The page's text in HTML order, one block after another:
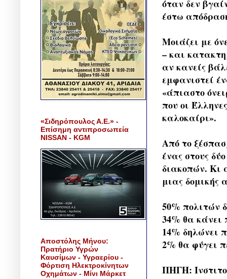
όταν δεν
έστω
Μοιάζει με
– και
αν κανείς
εμφανιστεί
«άπιαστο
που οι
καλοκαίρι».
Από το
ένας στους
διακοπών. Κι
μιας δομικής
50% πολιτών
34% θα κάνει
14% δηλώνει
2% θα φύγει
ΠΗΓΗ:
«Σιδηρόπουλος Α.Ε.» -
Επίσημη αντιπροσωπεία
NISSAN - KGM
Αποστόλης Μήνου:
Πρατήριο Υγρών
Καυσίμων - Υγραερίου -
Φόρτιση Ηλεκτροκίνητων
Οχημάτων - Μίνι Μάρκετ